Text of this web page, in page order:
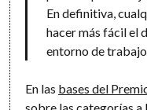
En definitiva,
hacer más fácil el
entorno de
En las bases del